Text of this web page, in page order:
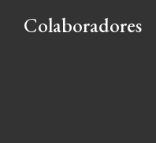
Colaboradores